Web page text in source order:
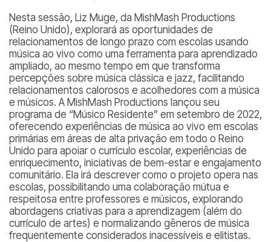
Nesta sessão, Liz Muge, da MishMash Productions
(Reino Unido), explorará as oportunidades de
relacionamentos de longo prazo com escolas usando
música ao vivo como uma ferramenta para aprendizado
ampliado, ao mesmo tempo em que transforma
percepções sobre música clássica e jazz, facilitando
relacionamentos calorosos e acolhedores com a música
e músicos. A MishMash Productions lançou seu
programa de “Músico Residente” em setembro de 2022,
oferecendo experiências de música ao vivo em escolas
primárias em áreas de alta privação em todo o Reino
Unido para apoiar o currículo escolar, experiências de
enriquecimento, iniciativas de bem-estar e engajamento
comunitário. Ela irá descrever como o projeto opera nas
escolas, possibilitando uma colaboração mútua e
respeitosa entre professores e músicos, explorando
abordagens criativas para a aprendizagem (além do
currículo de artes) e normalizando gêneros de música
frequentemente considerados inacessíveis e elitistas.